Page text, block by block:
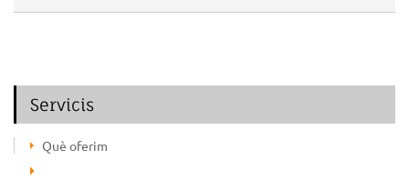
Servicis
Què oferim